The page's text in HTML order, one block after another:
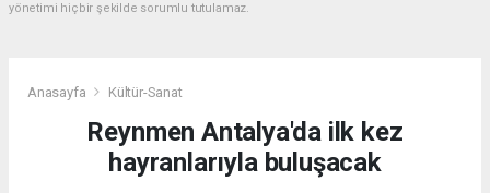
yönetimi hiçbir şekilde sorumlu tutulamaz.
Anasayfa Kültür-Sanat
Reynmen Antalya'da ilk kez
hayranlarıyla buluşacak